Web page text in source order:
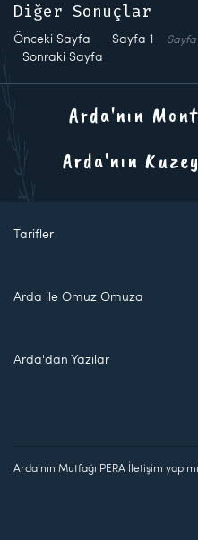
Diğer Sonuçlar
Önceki Sayfa Sayfa 1 Sayfa
Sonraki Sayfa
Arda'nın
Arda'nın
Tarifler
Arda ile Omuz Omuza
Arda'dan Yazılar
Arda'nın Mutfağı PERA İletişim